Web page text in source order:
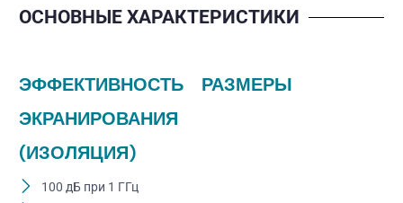
ОСНОВНЫЕ ХАРАКТЕРИСТИКИ
ЭФФЕКТИВНОСТЬ
ЭКРАНИРОВАНИЯ
(ИЗОЛЯЦИЯ)
РАЗМЕРЫ
100 дБ при 1 ГГц